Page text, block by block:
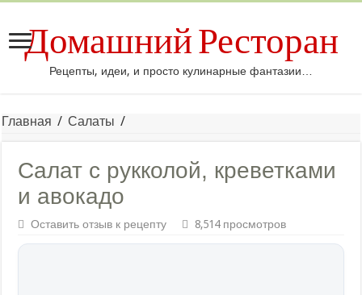
Домашний Ресторан
Рецепты, идеи, и просто кулинарные фантазии…
Главная / Салаты /
Салат с рукколой, креветками
и авокадо
Оставить отзыв к рецепту 8,514 просмотров